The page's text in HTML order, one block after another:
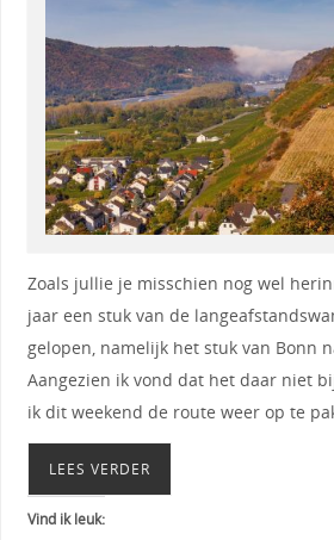
Zoals jullie je misschien nog wel
jaar een stuk van de
gelopen, namelijk het stuk van Bonn
Aangezien ik vond dat het daar niet
ik dit weekend de route weer op te
LEES VERDER
Vind ik leuk: